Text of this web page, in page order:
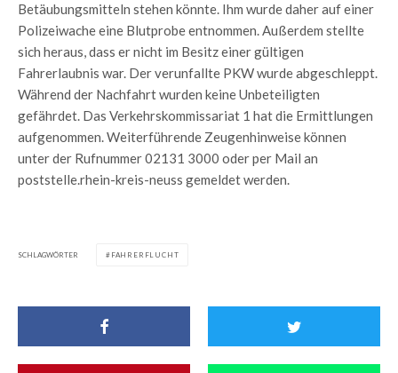
Betäubungsmitteln stehen könnte. Ihm wurde daher auf einer
Polizeiwache eine Blutprobe entnommen. Außerdem stellte
sich heraus, dass er nicht im Besitz einer gültigen
Fahrerlaubnis war. Der verunfallte PKW wurde abgeschleppt.
Während der Nachfahrt wurden keine Unbeteiligten
gefährdet. Das Verkehrskommissariat 1 hat die Ermittlungen
aufgenommen. Weiterführende Zeugenhinweise können
unter der Rufnummer 02131 3000 oder per Mail an
poststelle.rhein-kreis-neuss gemeldet werden.
SCHLAGWÖRTER FAHRERFLUCHT